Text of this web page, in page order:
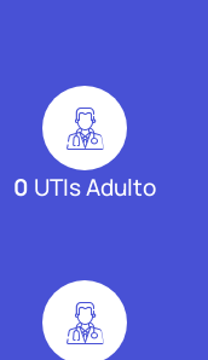
0 UTIs Adulto